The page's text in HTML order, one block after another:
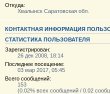
Откуда:
Хвалынск Саратовская обл.
КОНТАКТНАЯ ИНФОРМАЦИЯ
СТАТИСТИКА ПОЛЬЗОВАТЕЛЯ
Зарегистрирован:
26 дек 2008, 18:14
Последнее посещение:
03 мар 2017, 05:45
Всего сообщений:
153
(0.02% всех сообщений / 0.02